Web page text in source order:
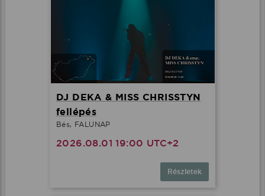
DJ DEKA & MISS CHRISSTYN
fellépés
Bés, FALUNAP
2026.08.01 19:00 UTC+2
Részletek